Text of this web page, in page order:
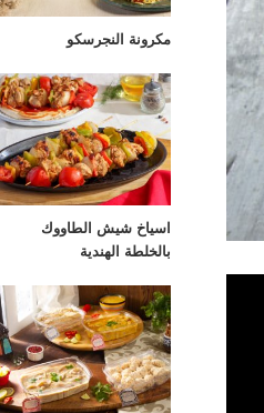
مكرونة النجرسكو
اسياخ شيش الطاووك
بالخلطة الهندية